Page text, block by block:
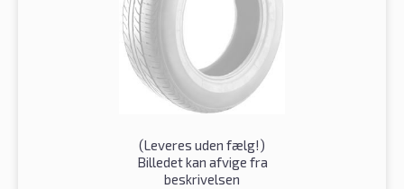
(Leveres uden fælg!)
Billedet kan afvige fra
beskrivelsen